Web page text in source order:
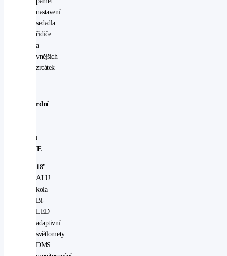
nastavení
sedadla
řidiče
a
vnějších
zrcátek
Standardní
modelu
ACTIVE
18"
ALU
kola
Bi-
LED
adaptivní
světlomety
DMS